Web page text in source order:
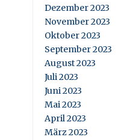
Dezember 2023
November 2023
Oktober 2023
September 2023
August 2023
Juli 2023
Juni 2023
Mai 2023
April 2023
März 2023